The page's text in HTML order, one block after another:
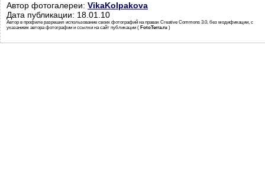
Автор фотогалереи: VikaKolpakova
Дата публикации: 18.01.10
Автор в профиле разрешил использование своих фотографий на правах Creative Commons 3.0, без модификации, с
указанием автора фотографии и ссылки на сайт публикации ( FotoTerra.ru )